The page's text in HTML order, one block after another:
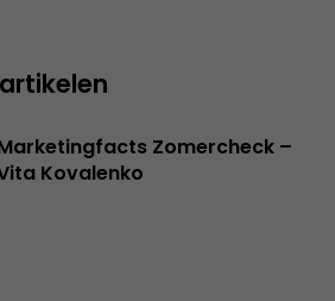
Zomercheck –
Kovalenko